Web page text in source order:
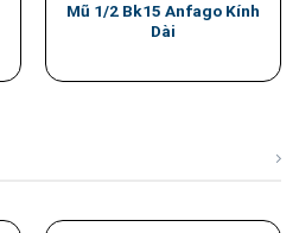
Mũ 1/2 Bk15 Anfago Kính
Dài